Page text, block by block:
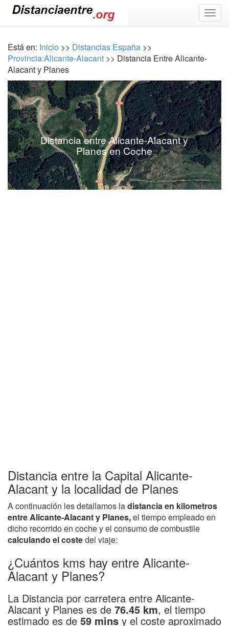
Está en: Inicio >> Distancias España >>
Provincia:Alicante-Alacant >> Distancia Entre Alicante-
Alacant y Planes
Distancia entre Alicante-Alacant y
Planes en Coche
Distancia entre la Capital Alicante-
Alacant y la localidad de Planes
A continuación les detallamos ladistancia en kilometros
entre Alicante-Alacant y Planes,el tiempo empleado en
dicho recorrido en coche y el consumo de combustile
calculando el costedel viaje:
¿Cuántos kms hay entre Alicante-
Alacant y Planes?
La Distancia por carretera entre Alicante-
Alacant y Planes es de 76.45 km, el tiempo
estimado es de 59 mins y el coste aproximado